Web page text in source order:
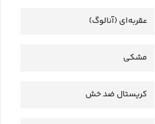
عقربه‌ای (آنالوگ)
مشکی
کریستال ضد خش